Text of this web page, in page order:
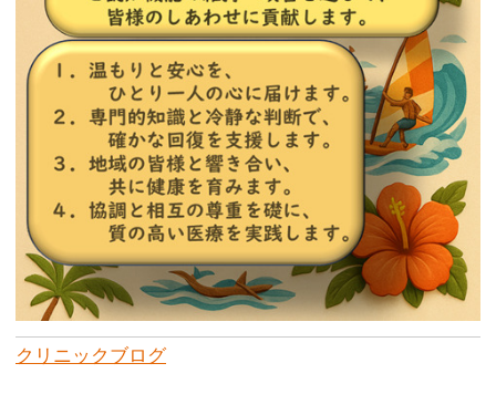
クリニックブログ